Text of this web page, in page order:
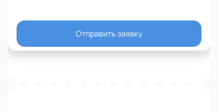
Отправить заявку